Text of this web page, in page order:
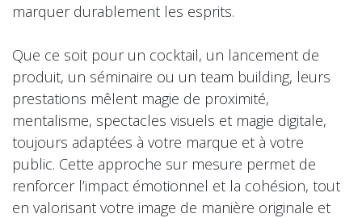
marquer durablement les esprits.
Que ce soit pour un cocktail, un lancement de
produit, un séminaire ou un team building, leurs
prestations mêlent magie de proximité,
mentalisme, spectacles visuels et magie digitale,
toujours adaptées à votre marque et à votre
public. Cette approche sur mesure permet de
renforcer l’impact émotionnel et la cohésion, tout
en valorisant votre image de manière originale et